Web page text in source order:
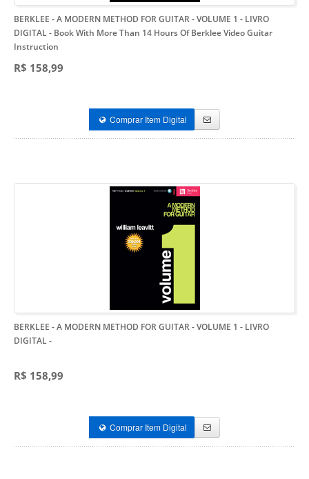
BERKLEE - A MODERN METHOD FOR GUITAR - VOLUME 1 - LIVRO
DIGITAL- Book With More Than 14 Hours Of Berklee Video Guitar
Instruction
R$ 158,99
Comprar Item Digital
BERKLEE - A MODERN METHOD FOR GUITAR - VOLUME 1 - LIVRO
DIGITAL-
R$ 158,99
Comprar Item Digital